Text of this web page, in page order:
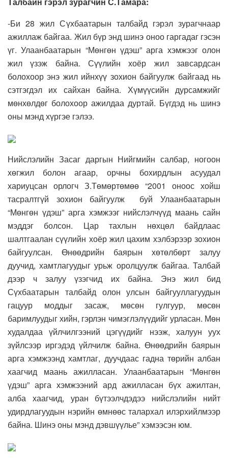
-Би 28 жил Сүхбаатарын талбайд гэрэл зурагчнаар
ажиллаж байгаа. Жил бүр энд шинэ оноо гаргадаг гэсэн
үг. Улаанбаатарын “Мөнгөн үдэш” арга хэмжээг олон
жил үзэж байна. Сүүлийн хоёр жил завсардсан
болохоор энэ жил ийнхүү зохион байгуулж байгаад нь
сэтгэгдэл их сайхан байна. Хүмүүсийн дурсамжийг
мөнхөлдөг болохоор ажилдаа дуртай. Бүгдэд нь шинэ
оны мэнд хүргэе гэлээ.
Нийслэлийн Засаг даргын Нийгмийн салбар, ногоон
хөгжил болон агаар, орчны бохирдлын асуудал
хариуцсан орлогч З.Төмөртөмөө “2001 оноос хойш
тасралтгүй зохион байгуулж буй Улаанбаатарын
“Мөнгөн үдэш” арга хэмжээг нийслэлчүүд маань сайн
мэддэг болсон. Цар тахлын нөхцөл байдлаас
шалтгаалан сүүлийн хоёр жил цахим хэлбэрээр зохион
байгуулсан. Өнөөдрийн баярын хөтөлбөрт залуу
дуучид, хамтлагуудыг урьж оролцуулж байгаа. Талбай
дээр ч залуу үзэгчид их байна. Энэ жил бид
Сүхбаатарын талбайд олон улсын байгууллагуудын
гацуур моддыг засаж, мөсөн гулгуур, мөсөн
баримлуудыг хийн, гэрлэн чимэглэлүүдийг урласан. Мөн
худалдаа үйлчилгээний цэгүүдийг нээж, халуун уух
зүйлсээр иргэдэд үйлчилж байна. Өнөөдрийн баярын
арга хэмжээнд хамтлаг, дуучдаас гадна төрийн албан
хаагчид маань ажилласан. Улаанбаатарын “Мөнгөн
үдэш” арга хэмжээний ард ажилласан бүх ажилтан,
алба хаагчид, уран бүтээлчдэдээ нийслэлийн нийт
удирдлагуудын нэрийн өмнөөс талархал илэрхийлмээр
байна. Шинэ оны мэнд дэвшүүлье” хэмээсэн юм.